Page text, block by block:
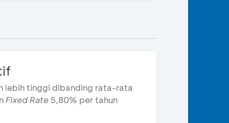
lebih tinggi dibanding rata-rata
Fixed Rate 5,80% per tahun